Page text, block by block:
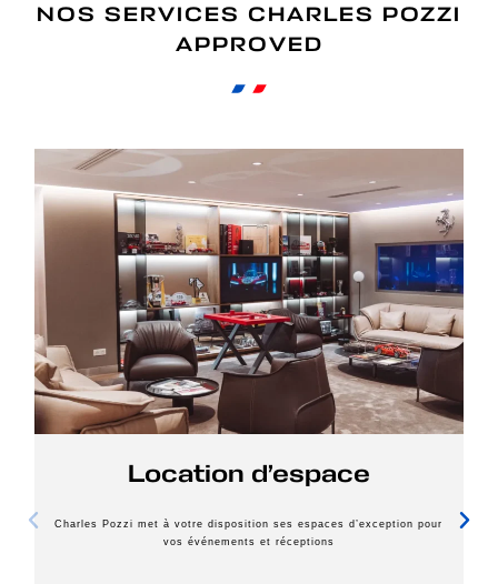
NOS SERVICES CHARLES POZZI
APPROVED
Location d’espace
Charles Pozzi met à votre disposition ses espaces d’exception pour
vos événements et réceptions